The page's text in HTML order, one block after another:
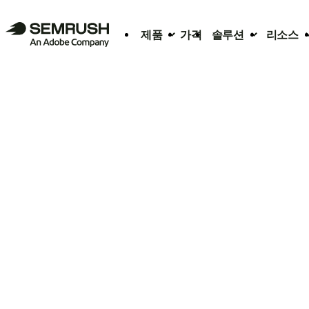
제품 가격 솔루션 리소스